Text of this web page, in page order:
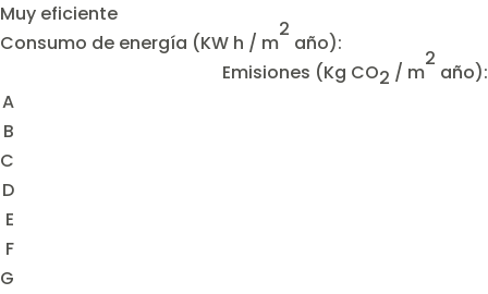
Muy eficiente
Consumo de energía (KW h / m
2
año):
Emisiones (Kg CO2 / m
2
año):
A
B
C
D
E
F
G